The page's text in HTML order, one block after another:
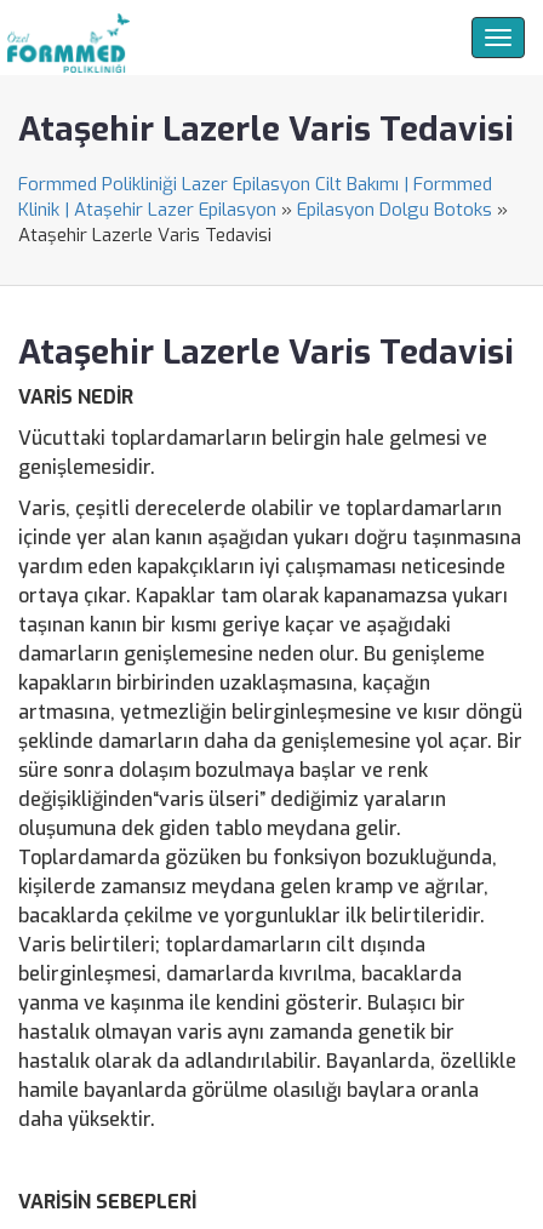
Ataşehir Lazerle Varis Tedavisi
Formmed Polikliniği Lazer Epilasyon Cilt Bakımı | Formmed
Klinik | Ataşehir Lazer Epilasyon » Epilasyon Dolgu Botoks »
Ataşehir Lazerle Varis Tedavisi
Ataşehir Lazerle Varis Tedavisi
VARİS NEDİR
Vücuttaki toplardamarların belirgin hale gelmesi ve
genişlemesidir.
Varis, çeşitli derecelerde olabilir ve toplardamarların
içinde yer alan kanın aşağıdan yukarı doğru taşınmasına
yardım eden kapakçıkların iyi çalışmaması neticesinde
ortaya çıkar. Kapaklar tam olarak kapanamazsa yukarı
taşınan kanın bir kısmı geriye kaçar ve aşağıdaki
damarların genişlemesine neden olur. Bu genişleme
kapakların birbirinden uzaklaşmasına, kaçağın
artmasına, yetmezliğin belirginleşmesine ve kısır döngü
şeklinde damarların daha da genişlemesine yol açar. Bir
süre sonra dolaşım bozulmaya başlar ve renk
değişikliğinden“varis ülseri” dediğimiz yaraların
oluşumuna dek giden tablo meydana gelir.
Toplardamarda gözüken bu fonksiyon bozukluğunda,
kişilerde zamansız meydana gelen kramp ve ağrılar,
bacaklarda çekilme ve yorgunluklar ilk belirtileridir.
Varis belirtileri; toplardamarların cilt dışında
belirginleşmesi, damarlarda kıvrılma, bacaklarda
yanma ve kaşınma ile kendini gösterir. Bulaşıcı bir
hastalık olmayan varis aynı zamanda genetik bir
hastalık olarak da adlandırılabilir. Bayanlarda, özellikle
hamile bayanlarda görülme olasılığı baylara oranla
daha yüksektir.
VARİSİN SEBEPLERİ